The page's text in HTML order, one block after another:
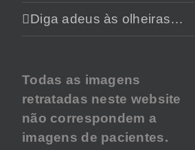
Diga adeus às olheiras…
Todas as imagens
retratadas neste website
não correspondem a
imagens de pacientes.